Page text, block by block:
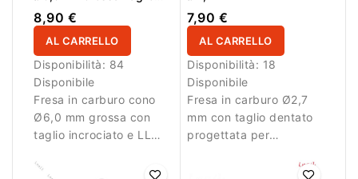
Incrociato LL 15,0mm
8,90 €
AL CARRELLO
Disponibilità: 84
Disponibile
Fresa in carburo cono
Ø6,0 mm grossa con
taglio incrociato e LL
rimozione efficace del
7,90 €
AL CARRELLO
Disponibilità: 18
Disponibile
Fresa in carburo Ø2,7
mm con taglio dentato
progettata per